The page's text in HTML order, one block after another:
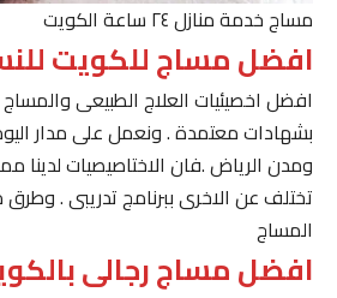
مساج خدمة منازل ٢٤ ساعة الكويت
افضل مساج للكويت
افضل اخصيئيات العلاج الطبيعى والمساج
بشهادات معتمدة . ونعمل على مدار
ومدن الرياض .فان الاختاصيصيات لدينا
تختلف عن الاخرى ببرنامج تدريبى . وطرق
المساج
افضل مساج رجالى